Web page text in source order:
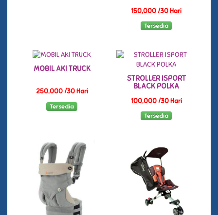
150,000 /30 Hari
Tersedia
MOBIL AKI TRUCK
250,000 /30 Hari
Tersedia
STROLLER ISPORT
BLACK POLKA
100,000 /30 Hari
Tersedia